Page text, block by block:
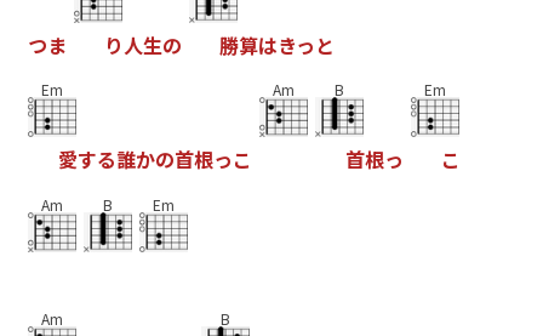
つま り人生の 勝算はきっ と
Em
愛する誰かの首根っこ
Am B
首根っ
Em
こ
Am B Em
Am B